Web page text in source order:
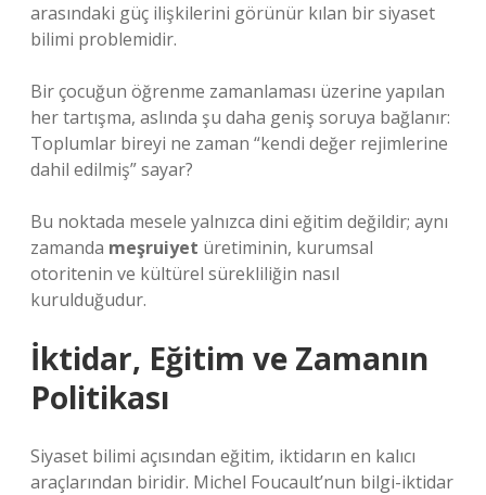
arasındaki güç ilişkilerini görünür kılan bir siyaset
bilimi problemidir.
Bir çocuğun öğrenme zamanlaması üzerine yapılan
her tartışma, aslında şu daha geniş soruya bağlanır:
Toplumlar bireyi ne zaman “kendi değer rejimlerine
dahil edilmiş” sayar?
Bu noktada mesele yalnızca dini eğitim değildir; aynı
zamanda meşruiyet üretiminin, kurumsal
otoritenin ve kültürel sürekliliğin nasıl
kurulduğudur.
İktidar, Eğitim ve Zamanın
Politikası
Siyaset bilimi açısından eğitim, iktidarın en kalıcı
araçlarından biridir. Michel Foucault’nun bilgi-iktidar